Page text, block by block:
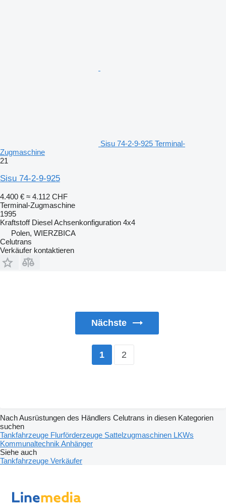
Sisu 74-2-9-925 Terminal-
Zugmaschine
21
Sisu 74-2-9-925
4.400 € ≈ 4.112 CHF
Terminal-Zugmaschine
1995
Kraftstoff DieselAchsenkonfiguration 4x4
Polen, WIERZBICA
Celutrans
Verkäufer kontaktieren
Nächste
1 2
Nach Ausrüstungen des Händlers Celutrans in diesen Kategorien
suchen
Tankfahrzeuge Flurförderzeuge Sattelzugmaschinen LKWs
Kommunaltechnik Anhänger
Siehe auch
Tankfahrzeuge Verkäufer